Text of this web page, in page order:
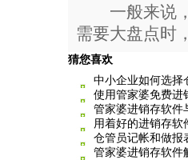
一般来说，
需要大盘点时
猜您喜欢
中小企业如何选择
使用管家婆免费进
管家婆进销存软件
用着好的进销存软
仓管员记帐和做报
管家婆进销存软件